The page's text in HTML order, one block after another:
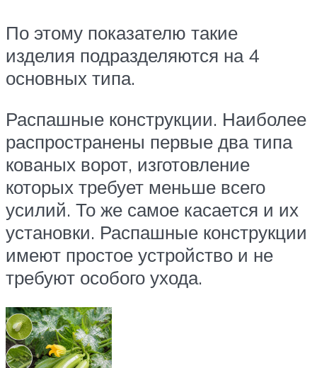
По этому показателю такие
изделия подразделяются на 4
основных типа.
Распашные конструкции. Наиболее
распространены первые два типа
кованых ворот, изготовление
которых требует меньше всего
усилий. То же самое касается и их
установки. Распашные конструкции
имеют простое устройство и не
требуют особого ухода.